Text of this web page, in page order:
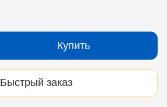
Купить
Быстрый заказ